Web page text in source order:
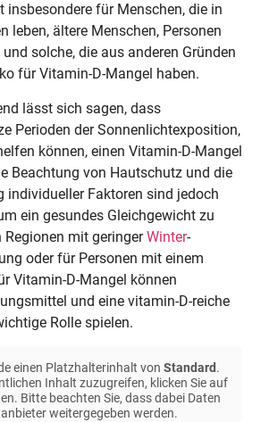
insbesondere für Menschen, die in
leben, ältere Menschen, Personen
solche, die aus anderen Gründen
für Vitamin-D-Mangel haben.
lässt sich sagen, dass
Perioden der Sonnenlichtexposition,
können, einen Vitamin-D-Mangel
Beachtung von Hautschutz und die
individueller Faktoren sind jedoch
ein gesundes Gleichgewicht zu
Regionen mit geringerWinter-
oder für Personen mit einem
Vitamin-D-Mangel können
und eine vitamin-D-reiche
Rolle spielen.
einen Platzhalterinhalt von Standard.
Inhalt zuzugreifen, klicken Sie auf
Bitte beachten Sie, dass dabei Daten
weitergegeben werden.